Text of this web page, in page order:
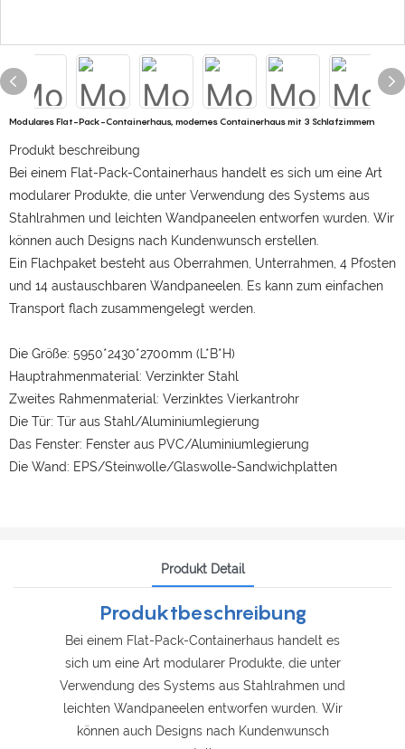
Modulares Flat-Pack-Containerhaus, modernes Containerhaus mit 3 Schlafzimmern
Produkt beschreibung
Bei einem Flat-Pack-Containerhaus handelt es sich um eine Art
modularer Produkte, die unter Verwendung des Systems aus
Stahlrahmen und leichten Wandpaneelen entworfen wurden. Wir
können auch Designs nach Kundenwunsch erstellen.
Ein Flachpaket besteht aus Oberrahmen, Unterrahmen, 4 Pfosten
und 14 austauschbaren Wandpaneelen. Es kann zum einfachen
Transport flach zusammengelegt werden.
Die Größe: 5950*2430*2700mm (L*B*H)
Hauptrahmenmaterial: Verzinkter Stahl
Zweites Rahmenmaterial: Verzinktes Vierkantrohr
Die Tür: Tür aus Stahl/Aluminiumlegierung
Das Fenster: Fenster aus PVC/Aluminiumlegierung
Die Wand: EPS/Steinwolle/Glaswolle-Sandwichplatten
Produkt Detail
Produktbeschreibung
Bei einem Flat-Pack-Containerhaus handelt es
sich um eine Art modularer Produkte, die unter
Verwendung des Systems aus Stahlrahmen und
leichten Wandpaneelen entworfen wurden. Wir
können auch Designs nach Kundenwunsch